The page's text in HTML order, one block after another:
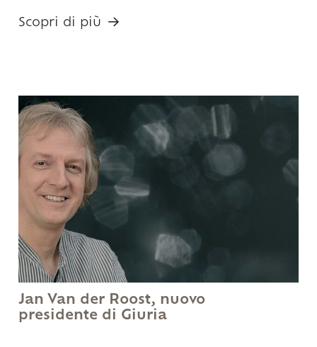
Scopri di più
Jan Van der Roost, nuovo
presidente di Giuria